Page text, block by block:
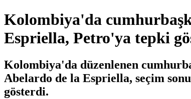
Kolombiya'da
Espriella, Petro'ya tepki
Kolombiya'da düzenlenen
Abelardo de la Espriella, seçim
gösterdi.